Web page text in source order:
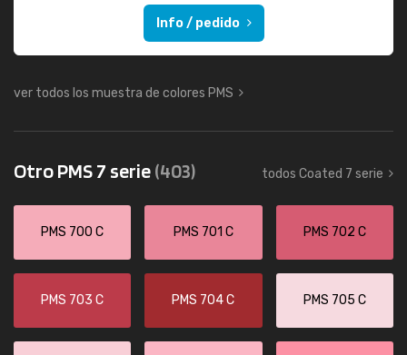
Info / pedido
ver todos los muestra de colores PMS
Otro PMS 7 serie(403) todos Coated 7 serie
PMS 700 C PMS 701 C PMS 702 C
PMS 703 C PMS 704 C PMS 705 C